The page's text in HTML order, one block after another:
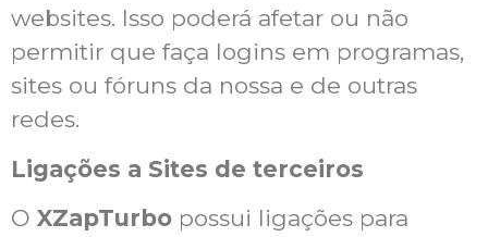
websites. Isso poderá afetar ou não
permitir que faça logins em programas,
sites ou fóruns da nossa e de outras
redes.
Ligações a Sites de terceiros
O XZapTurbo possui ligações para